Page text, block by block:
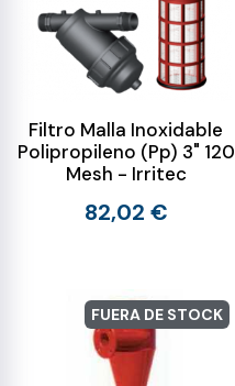
Filtro Malla Inoxidable
Polipropileno (Pp) 3" 120
Mesh - Irritec
82,02 €
FUERA DE STOCK